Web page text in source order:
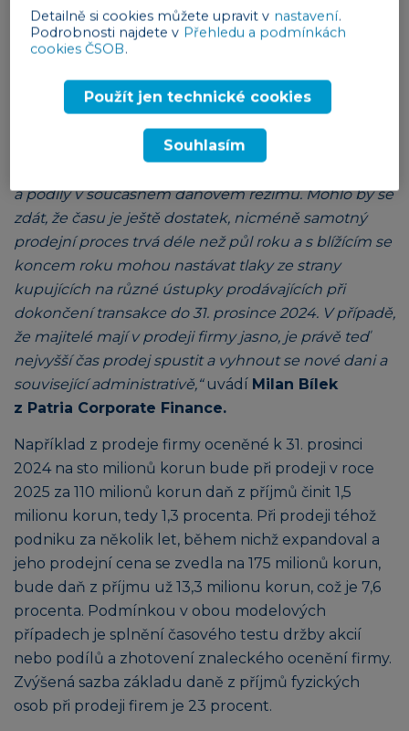
a podíly v současném daňovém režimu. Mohlo by se
zdát, že času je ještě dostatek, nicméně samotný
prodejní proces trvá déle než půl roku a s blížícím se
koncem roku mohou nastávat tlaky ze strany
kupujících na různé ústupky prodávajících při
dokončení transakce do 31. prosince 2024. V případě,
že majitelé mají v prodeji firmy jasno, je právě teď
nejvyšší čas prodej spustit a vyhnout se nové dani a
související administrativě,“uvádí Milan Bílek
z Patria Corporate Finance.
Například z prodeje firmy oceněné k 31. prosinci
2024 na sto milionů korun bude při prodeji v roce
2025 za 110 milionů korun daň z příjmů činit 1,5
milionu korun, tedy 1,3 procenta. Při prodeji téhož
podniku za několik let, během nichž expandoval a
jeho prodejní cena se zvedla na 175 milionů korun,
bude daň z příjmu už 13,3 milionu korun, což je 7,6
procenta. Podmínkou v obou modelových
případech je splnění časového testu držby akcií
nebo podílů a zhotovení znaleckého ocenění firmy.
Zvýšená sazba základu daně z příjmů fyzických
osob při prodeji firem je 23 procent.
Detailně si cookies můžete upravit v nastavení.
Podrobnosti najdete v Přehledu a podmínkách
cookies ČSOB.
Použít jen technické cookies
Souhlasím